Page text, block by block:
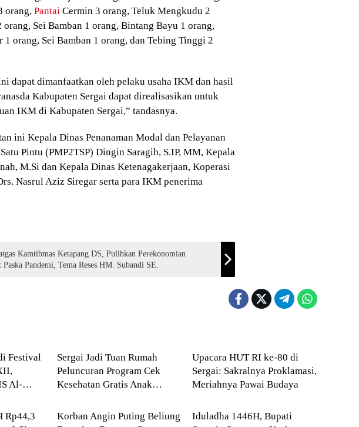
orang, Pantai Cermin 3 orang, Teluk Mengkudu 2
orang, Sei Bamban 1 orang, Bintang Bayu 1 orang,
1 orang, Sei Bamban 1 orang, dan Tebing Tinggi 2
dapat dimanfaatkan oleh pelaku usaha IKM dan hasil
Kabupaten Sergai dapat direalisasikan untuk
IKM di Kabupaten Sergai,” tandasnya.
ini Kepala Dinas Penanaman Modal dan Pelayanan
Pintu (PMP2TSP) Dingin Saragih, S.IP, MM, Kepala
M.Si dan Kepala Dinas Ketenagakerjaan, Koperasi
Nasrul Aziz Siregar serta para IKM penerima
Kamtibmas Ketapang DS, Pulihkan Perekonomian
Paska Pandemi, Tema Reses HM. Subandi SE.
Festival
Al-
Sergai Jadi Tuan Rumah
Peluncuran Program Cek
Kesehatan Gratis Anak
Upacara HUT RI ke-80 di
Sergai: Sakralnya Proklamasi,
Meriahnya Pawai Budaya
Rp44,3
Korban Angin Puting Beliung
AGAMA
Iduladha 1446H, Bupati